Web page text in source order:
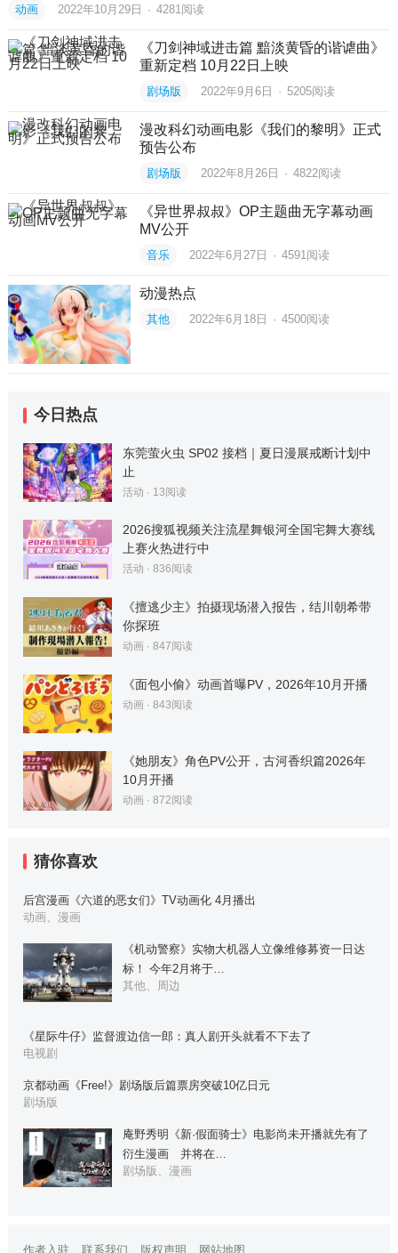
动画 2022年10月29日 · 4281阅读
《刀剑神域进击篇 黯淡黄昏的谐谑曲》
重新定档 10月22日上映
剧场版 2022年9月6日 · 5205阅读
漫改科幻动画电影《我们的黎明》正式
预告公布
剧场版 2022年8月26日 · 4822阅读
《异世界叔叔》OP主题曲无字幕动画
MV公开
音乐 2022年6月27日 · 4591阅读
动漫热点
其他 2022年6月18日 · 4500阅读
今日热点
东莞萤火虫 SP02 接档｜夏日漫展戒断计划中
止
活动 · 13阅读
2026搜狐视频关注流星舞银河全国宅舞大赛线
上赛火热进行中
活动 · 836阅读
《擅逃少主》拍摄现场潜入报告，结川朝希带
你探班
动画· 847阅读
《面包小偷》动画首曝PV，2026年10月开播
动画· 843阅读
《她朋友》角色PV公开，古河香织篇2026年
10月开播
动画· 872阅读
猜你喜欢
后宫漫画《六道的恶女们》TV动画化 4月播出
动画、漫画
《机动警察》实物大机器人立像维修募资一日达
标！ 今年2月将于…
其他、周边
《星际牛仔》监督渡边信一郎：真人剧开头就看不下去了
电视剧
京都动画《Free!》剧场版后篇票房突破10亿日元
剧场版
庵野秀明《新·假面骑士》电影尚未开播就先有了
衍生漫画 并将在…
剧场版、漫画
作者入驻 联系我们 版权声明 网站地图